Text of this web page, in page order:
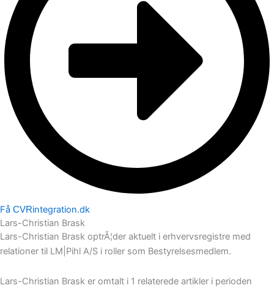
Få CVRintegration.dk
Lars-Christian Brask
Lars-Christian Brask optrÃ¦der aktuelt i erhvervsregistre med
relationer til LM|Pihl A/S i roller som Bestyrelsesmedlem.
Lars-Christian Brask er omtalt i 1 relaterede artikler i perioden